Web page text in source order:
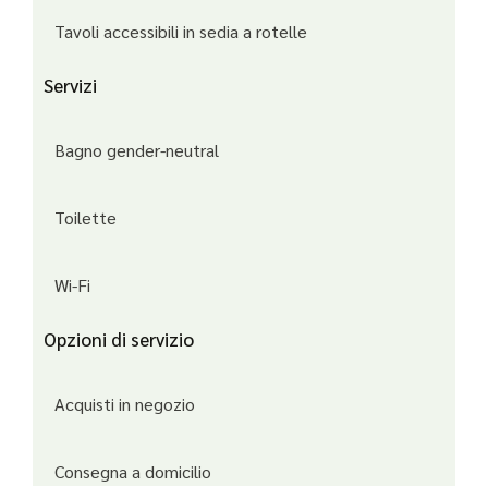
Tavoli accessibili in sedia a rotelle
Servizi
Bagno gender-neutral
Toilette
Wi-Fi
Opzioni di servizio
Acquisti in negozio
Consegna a domicilio